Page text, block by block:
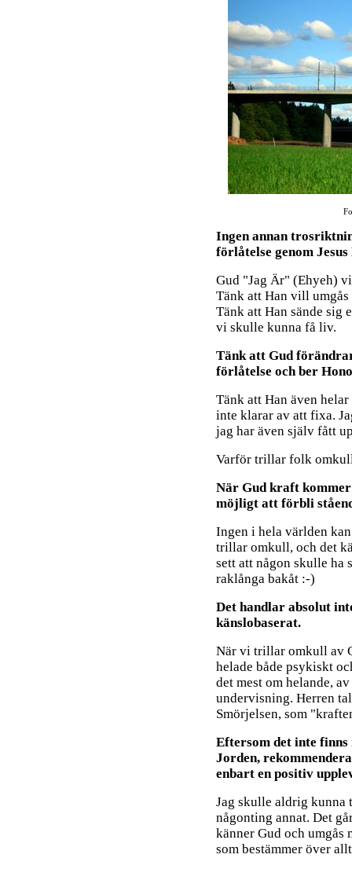
Ingen annan
förlåtelse genom
Gud "Jag Är" (Ehyeh)
Tänk att Han vill umgås
Tänk att Han sände sig
vi skulle kunna få liv.
Tänk att Gud
förlåtelse och ber
Tänk att Han även
inte klarar av att fixa.
jag har även själv fått
Varför trillar folk
När Gud kraft
möjligt att förbli
Ingen i hela världen
trillar omkull, och det
sett att någon skulle ha
raklånga bakåt :-)
Det handlar absolut
känslobaserat.
När vi trillar omkull av
helade både psykiskt
det mest om helande,
undervisning. Herren
Smörjelsen, som
Eftersom det inte
Jorden,
enbart en positiv
Jag skulle aldrig kunna
någonting annat. Det
känner Gud och umgås
som bestämmer över